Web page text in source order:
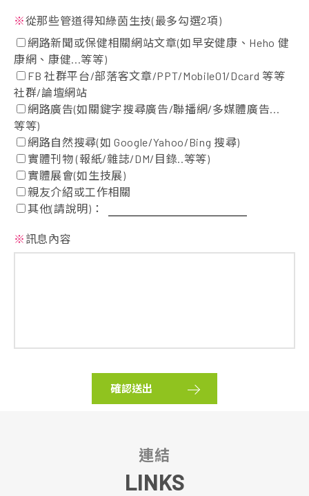
※從那些管道得知綠茵生技(最多勾選2項)
網路新聞或保健相關網站文章(如早安健康、Heho 健
康網、康健...等等)
FB 社群平台/部落客文章/PPT/Mobile01/Dcard 等等
社群/論壇網站
網路廣告(如關鍵字搜尋廣告/聯播網/多媒體廣告...
等等)
網路自然搜尋(如 Google/Yahoo/Bing 搜尋)
實體刊物 (報紙/雜誌/DM/目錄..等等)
實體展會(如生技展)
親友介紹或工作相關
其他(請說明)：
※ 訊息內容
確認送出
連結
LINKS